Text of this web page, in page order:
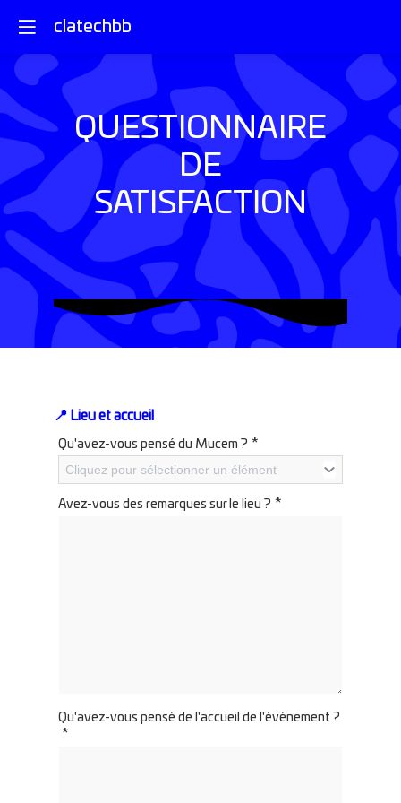
clatechbb
QUESTIONNAIRE
DE
SATISFACTION
📍 Lieu et accueil
Qu'avez-vous pensé du Mucem ? *
Cliquez pour sélectionner un élément
Avez-vous des remarques sur le lieu ? *
Qu'avez-vous pensé de l'accueil de l'événement ?
*